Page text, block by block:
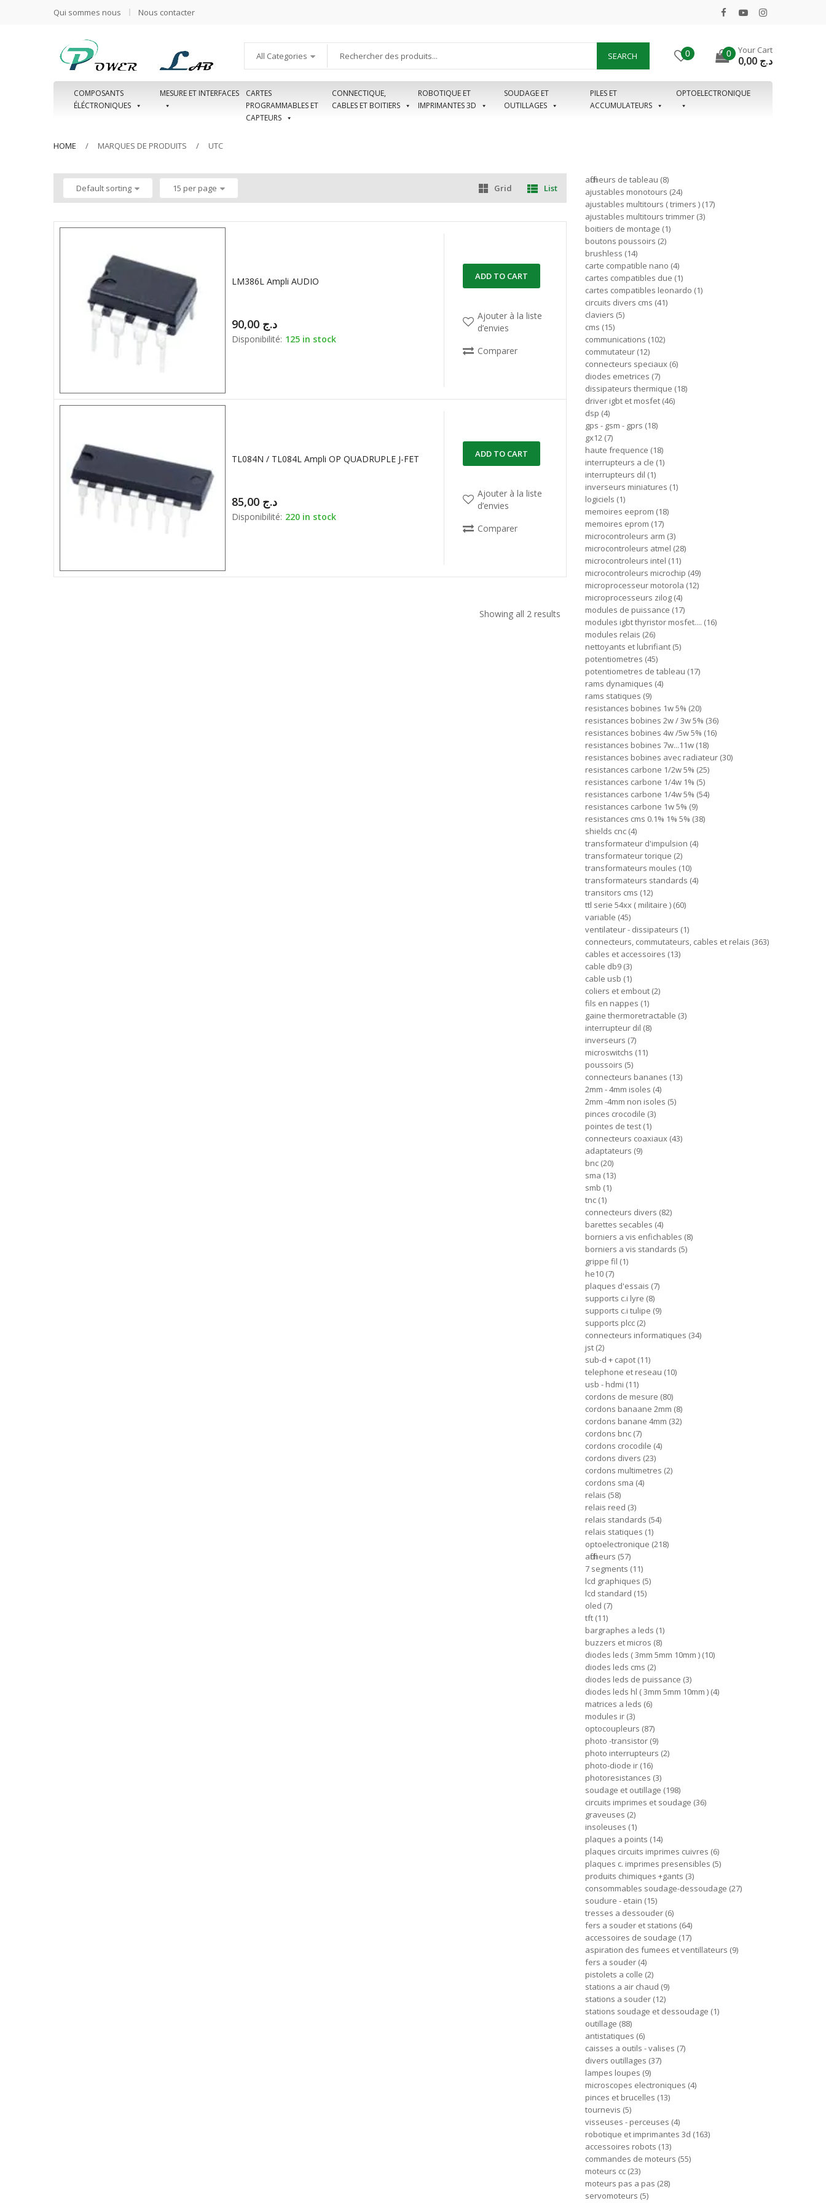
Qui sommes nous Nous contacter
All Categories SEARCH 0 0 Your Cart
د.ج
COMPOSANTS
ÉLÉCTRONIQUES
MESURE ET INTERFACES
CARTES
PROGRAMMABLES ET
CAPTEURS
CONNECTIQUE,
CABLES ET BOITIERS
ROBOTIQUE ET
IMPRIMANTES 3D
SOUDAGE ET
OUTILLAGES
PILES ET
ACCUMULATEURS
OPTOELECTRONIQUE
HOME MARQUES DE PRODUITS UTC
Default sorting 15 per page Grid List
LM386L Ampli AUDIO
د.ج
Disponibilité: 125 in stock
ADD TO CART
Ajouter à la liste
d’envies
Comparer
TL084N / TL084L Ampli OP QUADRUPLE J-FET
د.ج
Disponibilité: 220 in stock
ADD TO CART
Ajouter à la liste
d’envies
Comparer
Showing all 2 results
afficheurs de tableau 8
ajustables monotours 24
ajustables multitours ( trimers ) 17
ajustables multitours trimmer 3
boitiers de montage 1
boutons poussoirs 2
brushless 14
carte compatible nano 4
cartes compatibles due 1
cartes compatibles leonardo 1
circuits divers cms 41
claviers 5
cms 15
communications 102
commutateur 12
connecteurs speciaux 6
diodes emetrices 7
dissipateurs thermique 18
driver igbt et mosfet 46
dsp 4
gps - gsm - gprs 18
gx12 7
haute frequence 18
interrupteurs a cle 1
interrupteurs dil 1
inverseurs miniatures 1
logiciels 1
memoires eeprom 18
memoires eprom 17
microcontroleurs arm 3
microcontroleurs atmel 28
microcontroleurs intel 11
microcontroleurs microchip 49
microprocesseur motorola 12
microprocesseurs zilog 4
modules de puissance 17
modules igbt thyristor mosfet.... 16
modules relais 26
nettoyants et lubrifiant 5
potentiometres 45
potentiometres de tableau 17
rams dynamiques 4
rams statiques 9
resistances bobines 1w 5% 20
resistances bobines 2w / 3w 5% 36
resistances bobines 4w /5w 5% 16
resistances bobines 7w...11w 18
resistances bobines avec radiateur 30
resistances carbone 1/2w 5% 25
resistances carbone 1/4w 1% 5
resistances carbone 1/4w 5% 54
resistances carbone 1w 5% 9
resistances cms 0.1% 1% 5% 38
shields cnc 4
transformateur d'impulsion 4
transformateur torique 2
transformateurs moules 10
transformateurs standards 4
transitors cms 12
ttl serie 54xx ( militaire ) 60
variable 45
ventilateur - dissipateurs 1
connecteurs, commutateurs, cables et relais 363
cables et accessoires 13
cable db9 3
cable usb 1
coliers et embout 2
fils en nappes 1
gaine thermoretractable 3
interrupteur dil 8
inverseurs 7
microswitchs 11
poussoirs 5
connecteurs bananes 13
2mm - 4mm isoles 4
2mm -4mm non isoles 5
pinces crocodile 3
pointes de test 1
connecteurs coaxiaux 43
adaptateurs 9
bnc 20
sma 13
smb 1
tnc 1
connecteurs divers 82
barettes secables 4
borniers a vis enfichables 8
borniers a vis standards 5
grippe fil 1
he10 7
plaques d'essais 7
supports c.i lyre 8
supports c.i tulipe 9
supports plcc 2
connecteurs informatiques 34
jst 2
sub-d + capot 11
telephone et reseau 10
usb - hdmi 11
cordons de mesure 80
cordons banaane 2mm 8
cordons banane 4mm 32
cordons bnc 7
cordons crocodile 4
cordons divers 23
cordons multimetres 2
cordons sma 4
relais 58
relais reed 3
relais standards 54
relais statiques 1
optoelectronique 218
afficheurs 57
7 segments 11
lcd graphiques 5
lcd standard 15
oled 7
tft 11
bargraphes a leds 1
buzzers et micros 8
diodes leds ( 3mm 5mm 10mm ) 10
diodes leds cms 2
diodes leds de puissance 3
diodes leds hl ( 3mm 5mm 10mm ) 4
matrices a leds 6
modules ir 3
optocoupleurs 87
photo -transistor 9
photo interrupteurs 2
photo-diode ir 16
photoresistances 3
soudage et outillage 198
circuits imprimes et soudage 36
graveuses 2
insoleuses 1
plaques a points 14
plaques circuits imprimes cuivres 6
plaques c. imprimes presensibles 5
produits chimiques +gants 3
consommables soudage-dessoudage 27
soudure - etain 15
tresses a dessouder 6
fers a souder et stations 64
accessoires de soudage 17
aspiration des fumees et ventillateurs 9
fers a souder 4
pistolets a colle 2
stations a air chaud 9
stations a souder 12
stations soudage et dessoudage 1
outillage 88
antistatiques 6
caisses a outils - valises 7
divers outillages 37
lampes loupes 9
microscopes electroniques 4
pinces et brucelles 13
tournevis 5
visseuses - perceuses 4
robotique et imprimantes 3d 163
accessoires robots 13
commandes de moteurs 55
moteurs cc 23
moteurs pas a pas 28
servomoteurs 5